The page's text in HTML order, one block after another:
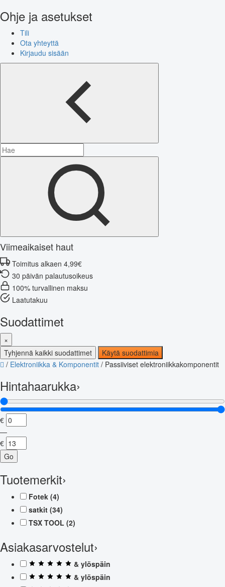
Ohje ja asetukset
Tili
Ota yhteyttä
Kirjaudu sisään
Viimeaikaiset haut
Toimitus alkaen 4,99€
30 päivän palautusoikeus
100% turvallinen maksu
Laatutakuu
Suodattimet
×
Tyhjennä kaikki suodattimet
Käytä suodattimia
/ Elektroniikka & Komponentit / Passiiviset elektroniikkakomponentit
Hintahaarukka›
€
—
€
Go
Tuotemerkit›
Fotek (4)
satkit (34)
TSX TOOL (2)
Asiakasarvostelut›
& ylöspäin
& ylöspäin